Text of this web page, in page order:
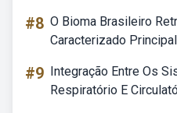
#8 O Bioma Brasileiro
Caracterizado
#9 Integração Entre Os
Respiratório E